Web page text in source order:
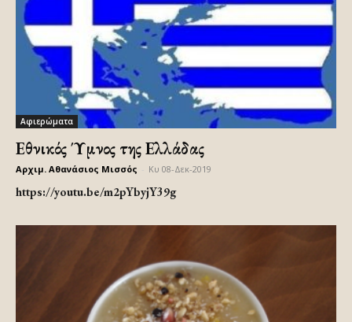
Αφιερώματα
Εθνικός Ύμνος της Ελλάδας
Αρχιμ. Αθανάσιος Μισσός Κυ 08-Δεκ-2019
https://youtu.be/m2pYbyjY39g